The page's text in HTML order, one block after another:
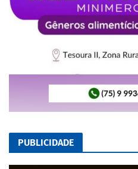
PUBLICIDADE